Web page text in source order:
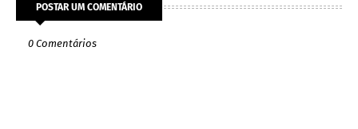
POSTAR UM COMENTÁRIO
0 Comentários